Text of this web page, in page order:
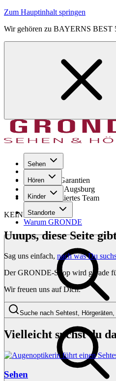
Zum Hauptinhalt springen
Wir gehören zu BAYERNS BEST
Sehen
Hören
Kinder
Standorte
Warum GRONDE
Seit 1971
GRONDE Garantien
8× im Raum Augsburg
Hochqualifiziertes Team
KEINE SORGE!
Uuups, diese Seite
Sag uns einfach, nach was Du
Der GRONDE-Shop wird gerade
Wir freuen uns auf Dich.
Suche nach Sehtest,
Vielleicht suchst du
Sehen